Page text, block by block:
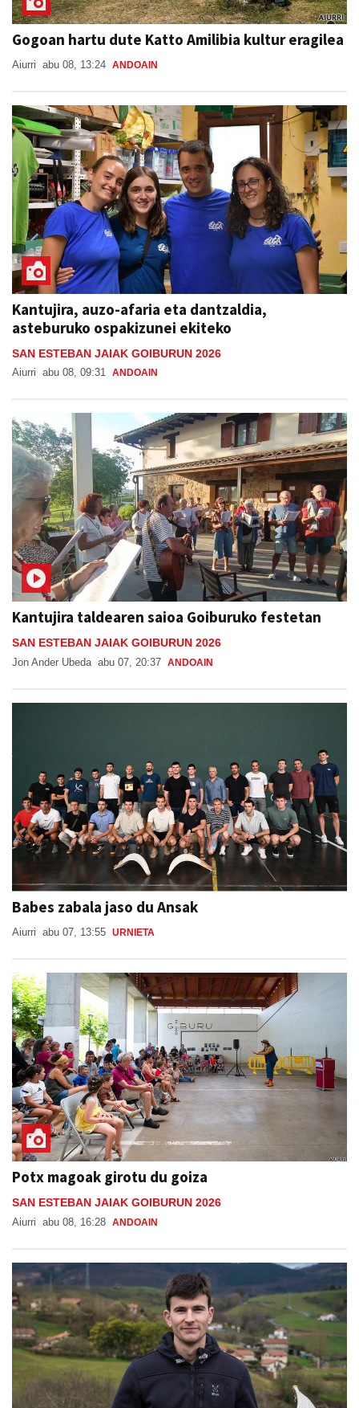
Gogoan hartu dute Katto Amilibia kultur eragilea
Aiurri abu 08, 13:24 ANDOAIN
Kantujira, auzo-afaria eta dantzaldia,
asteburuko ospakizunei ekiteko
SAN ESTEBAN JAIAK GOIBURUN 2026
Aiurri abu 08, 09:31 ANDOAIN
Kantujira taldearen saioa Goiburuko festetan
SAN ESTEBAN JAIAK GOIBURUN 2026
Jon Ander Ubeda abu 07, 20:37 ANDOAIN
Babes zabala jaso du Ansak
Aiurri abu 07, 13:55 URNIETA
Potx magoak girotu du goiza
SAN ESTEBAN JAIAK GOIBURUN 2026
Aiurri abu 08, 16:28 ANDOAIN